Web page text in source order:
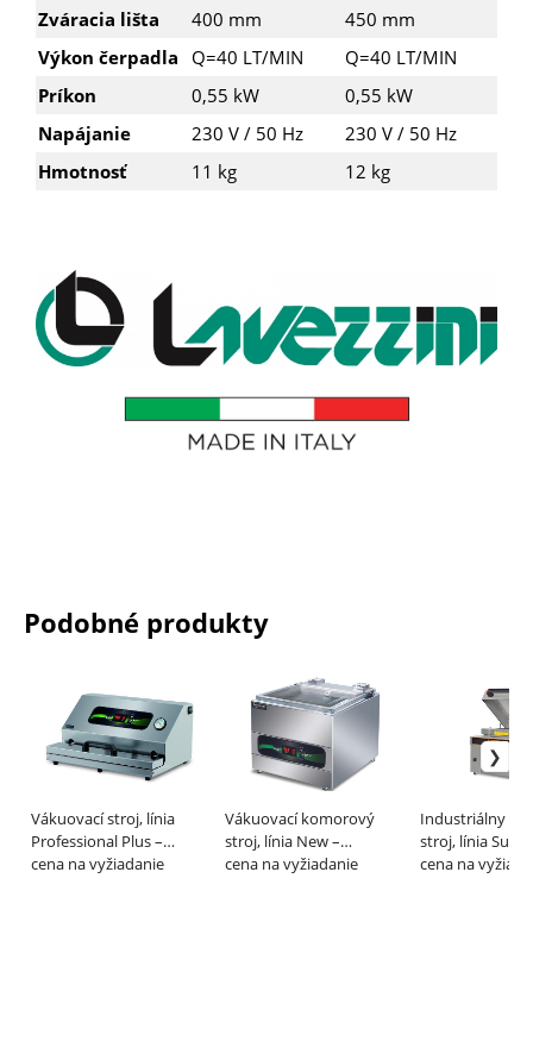
Zváracia lišta
400 mm
450 mm
Výkon čerpadla
Q=40 LT/MIN
Q=40 LT/MIN
Príkon
0,55 kW
0,55 kW
Napájanie
230 V / 50 Hz
230 V / 50 Hz
Hmotnosť
11 kg 12 kg
Podobné produkty
Vákuovací stroj, línia
Professional Plus –
LAVEZZINI
cena na vyžiadanie
Vákuovací komorový
stroj, línia New –
LAVEZZINI
cena na vyžiadanie
Industriálny
stroj, línia
LAVEZZINI
cena na